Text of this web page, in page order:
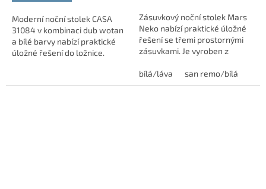
Moderní noční stolek CASA
31084 v kombinaci dub wotan
a bílé barvy nabízí praktické
úložné řešení do ložnice.
drobností. Korpus...
Zásuvkový noční stolek Mars
Neko nabízí praktické úložné
řešení se třemi prostornými
zásuvkami. Je vyroben z
zajišťuje dlouhou životnost a
snadnou...
bílá/láva san remo/bílá